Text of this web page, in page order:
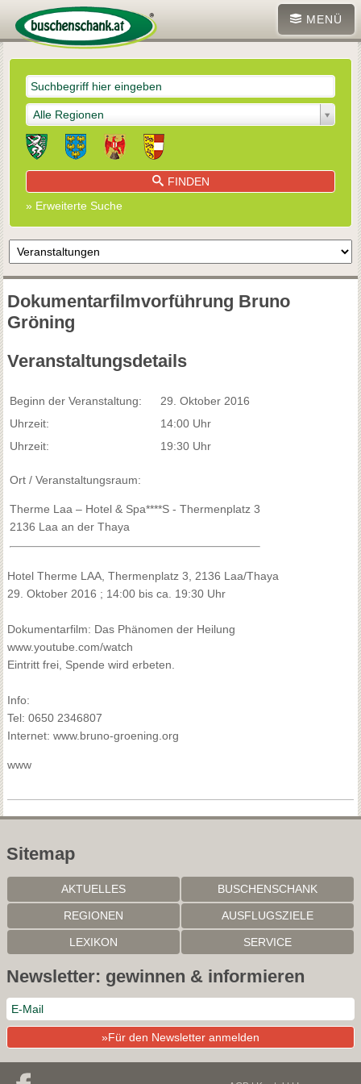
MENÜ
Alle Regionen
FINDEN
» Erweiterte Suche
Dokumentarfilmvorführung Bruno
Gröning
Veranstaltungsdetails
Beginn der Veranstaltung:
29. Oktober 2016
Uhrzeit:
14:00 Uhr
Uhrzeit:
19:30 Uhr
Ort / Veranstaltungsraum:
Therme Laa – Hotel & Spa****S - Thermenplatz 3
2136 Laa an der Thaya
Hotel Therme LAA, Thermenplatz 3, 2136 Laa/Thaya
29. Oktober 2016 ; 14:00 bis ca. 19:30 Uhr
Dokumentarfilm: Das Phänomen der Heilung
www.youtube.com/watch
Eintritt frei, Spende wird erbeten.
Info:
Tel: 0650 2346807
Internet: www.bruno-groening.org
www
Sitemap
AKTUELLES BUSCHENSCHANK
REGIONEN AUSFLUGSZIELE
LEXIKON SERVICE
Newsletter: gewinnen & informieren
»Für den Newsletter anmelden
Mit der weiteren Nutzung dieser Website akzeptieren Sie die